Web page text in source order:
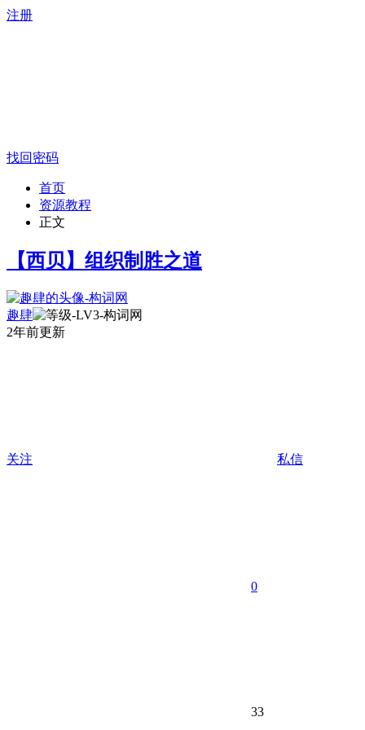
注册
找回密码
首页
资源教程
正文
【西贝】组织制胜之道
趣肆
2年前更新
关注 私信
0
33